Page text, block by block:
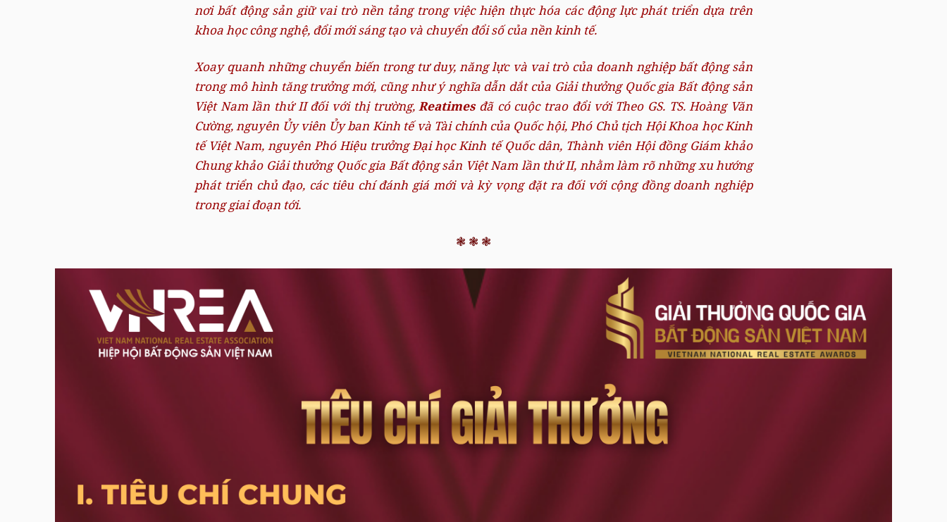
nơi bất động sản giữ vai trò nền tảng trong việc hiện thực hóa các động lực phát triển dựa trên
khoa học công nghệ, đổi mới sáng tạo và chuyển đổi số của nền kinh tế.
Xoay quanh những chuyển biến trong tư duy, năng lực và vai trò của doanh nghiệp bất động sản
trong mô hình tăng trưởng mới, cũng như ý nghĩa dẫn dắt của Giải thưởng Quốc gia Bất động sản
Việt Nam lần thứ II đối với thị trường,Reatimes đã có cuộc trao đổi với Theo GS. TS. Hoàng Văn
Cường, nguyên Ủy viên Ủy ban Kinh tế và Tài chính của Quốc hội, Phó Chủ tịch Hội Khoa học Kinh
tế Việt Nam, nguyên Phó Hiệu trưởng Đại học Kinh tế Quốc dân, Thành viên Hội đồng Giám khảo
Chung khảo Giải thưởng Quốc gia Bất động sản Việt Nam lần thứ II, nhằm làm rõ những xu hướng
phát triển chủ đạo, các tiêu chí đánh giá mới và kỳ vọng đặt ra đối với cộng đồng doanh nghiệp
trong giai đoạn tới.
❃ ❃ ❃